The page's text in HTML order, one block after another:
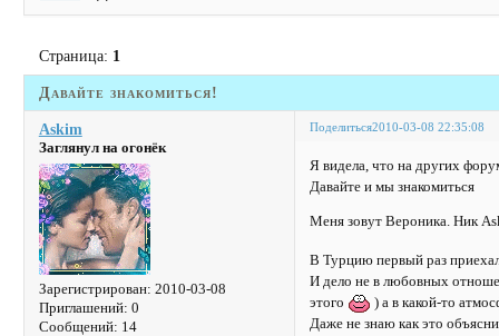
Давайте знакомиться!
Страница: 1
Поделиться2010-03-08 22:35:08
Askim
Заглянул на огонёк
Зарегистрирован: 2010-03-08
Приглашений: 0
Сообщений: 14
Я видела, что на других
Давайте и мы знакомиться
Меня зовут Вероника. Ник
В Турцию первый раз
И дело не в любовных
этого
) а в какой-то
Даже не знаю как это